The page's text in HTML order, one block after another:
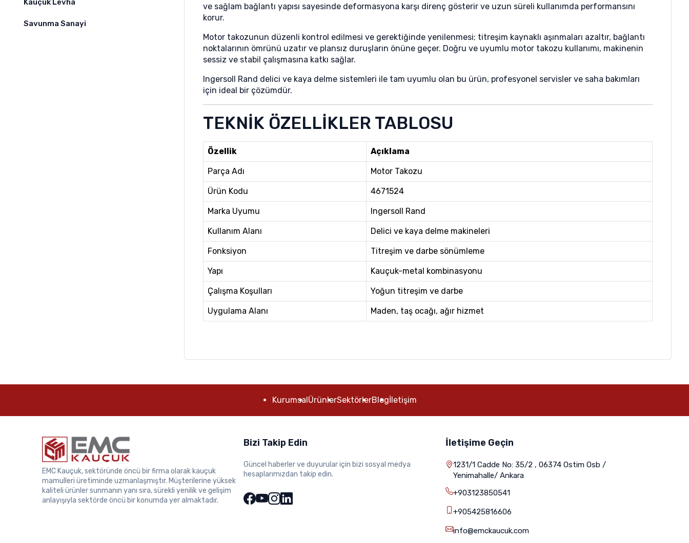
Case
O-Ring Grubu
Yağ Keçeleri
Kauçuk Levha
Savunma Sanayi
ve sağlam bağlantı yapısı sayesinde deformasyona karşı direnç gösterir ve uzun süreli kullanımda performansını
korur.
Motor takozunun düzenli kontrol edilmesi ve gerektiğinde yenilenmesi; titreşim kaynaklı aşınmaları azaltır, bağlantı
noktalarının ömrünü uzatır ve plansız duruşların önüne geçer. Doğru ve uyumlu motor takozu kullanımı, makinenin
sessiz ve stabil çalışmasına katkı sağlar.
Ingersoll Rand delici ve kaya delme sistemleri ile tam uyumlu olan bu ürün, profesyonel servisler ve saha bakımları
için ideal bir çözümdür.
TEKNİK ÖZELLİKLER TABLOSU
Özellik Açıklama
Parça Adı Motor Takozu
Ürün Kodu 4671524
Marka Uyumu Ingersoll Rand
Kullanım Alanı Delici ve kaya delme makineleri
Fonksiyon Titreşim ve darbe sönümleme
Yapı Kauçuk-metal kombinasyonu
Çalışma Koşulları Yoğun titreşim ve darbe
Uygulama Alanı Maden, taş ocağı, ağır hizmet
KurumsalÜrünlerSektörlerBlogİletişim
EMC Kauçuk, sektöründe öncü bir firma olarak kauçuk
mamulleri üretiminde uzmanlaşmıştır. Müşterilerine yüksek
kaliteli ürünler sunmanın yanı sıra, sürekli yenilik ve gelişim
anlayışıyla sektörde öncü bir konumda yer almaktadır.
Bizi Takip Edin
Güncel haberler ve duyurular için bizi sosyal medya
hesaplarımızdan takip edin.
İletişime Geçin
1231/1 Cadde No: 35/2 , 06374 Ostim Osb /
Yenimahalle/ Ankara
+903123850541
+905425816606
info@emckaucuk.com